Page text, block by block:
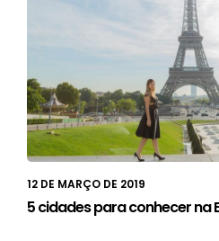
12 DE MARÇO DE 2019
5 cidades para conhecer na